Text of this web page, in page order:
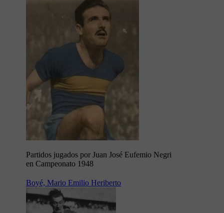
Partidos jugados por Juan José Eufemio Negri
en Campeonato 1948
Boyé, Mario Emilio Heriberto